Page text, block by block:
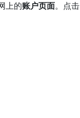
上的账户页面。点击